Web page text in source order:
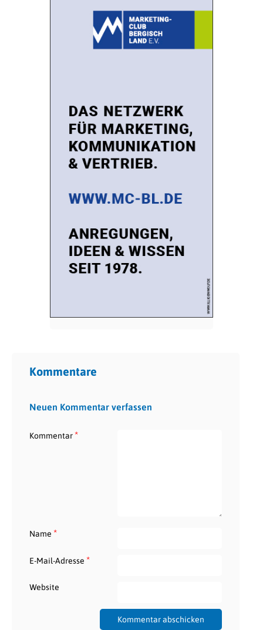
Kommentare
Neuen Kommentar verfassen
Kommentar*
Name *
E-Mail-Adresse *
Website